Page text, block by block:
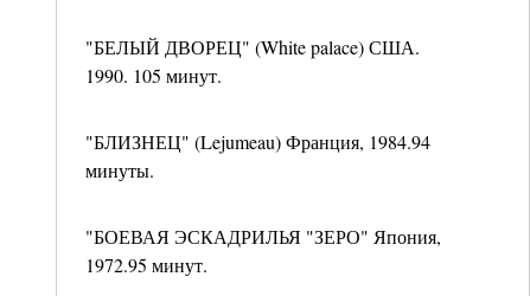
"БЕЛЫЙ ДВОРЕЦ" (White palace) США.
1990. 105 минут.
"БЛИЗНЕЦ" (Lejumeau) Франция, 1984.94
минуты.
"БОЕВАЯ ЭСКАДРИЛЬЯ "ЗЕРО" Япония,
1972.95 минут.